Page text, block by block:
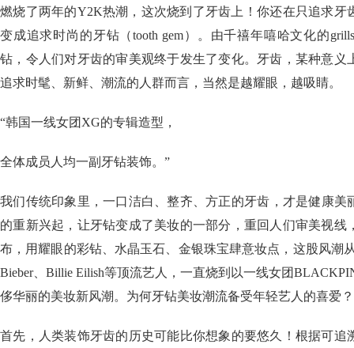
燃烧了两年的Y2K热潮，这次烧到了牙齿上！你还在只追求牙
变成追求时尚的牙钻（tooth gem）。由千禧年嘻哈文化的
钻，令人们对牙齿的审美观终于发生了变化。牙齿，某种意义
追求时髦、新鲜、潮流的人群而言，当然是越耀眼，越吸睛。
“韩国一线女团XG的专辑造型，
全体成员人均一副牙钻装饰。”
我们传统印象里，一口洁白、整齐、方正的牙齿，才是健康美
的重新兴起，让牙钻变成了美妆的一部分，重回人们审美视线
布，用耀眼的彩钻、水晶玉石、金银珠宝肆意妆点，这股风潮
Bieber、Billie Eilish等顶流艺人，一直烧到以一线女团
侈华丽的美妆新风潮。为何牙钻美妆潮流备受年轻艺人的喜爱？
首先，人类装饰牙齿的历史可能比你想象的要悠久！根据可追